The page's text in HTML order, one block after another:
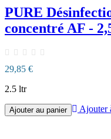
PURE
concentré AF -
29,85 €
2.5 ltr
Ajouter au panier Ajouter